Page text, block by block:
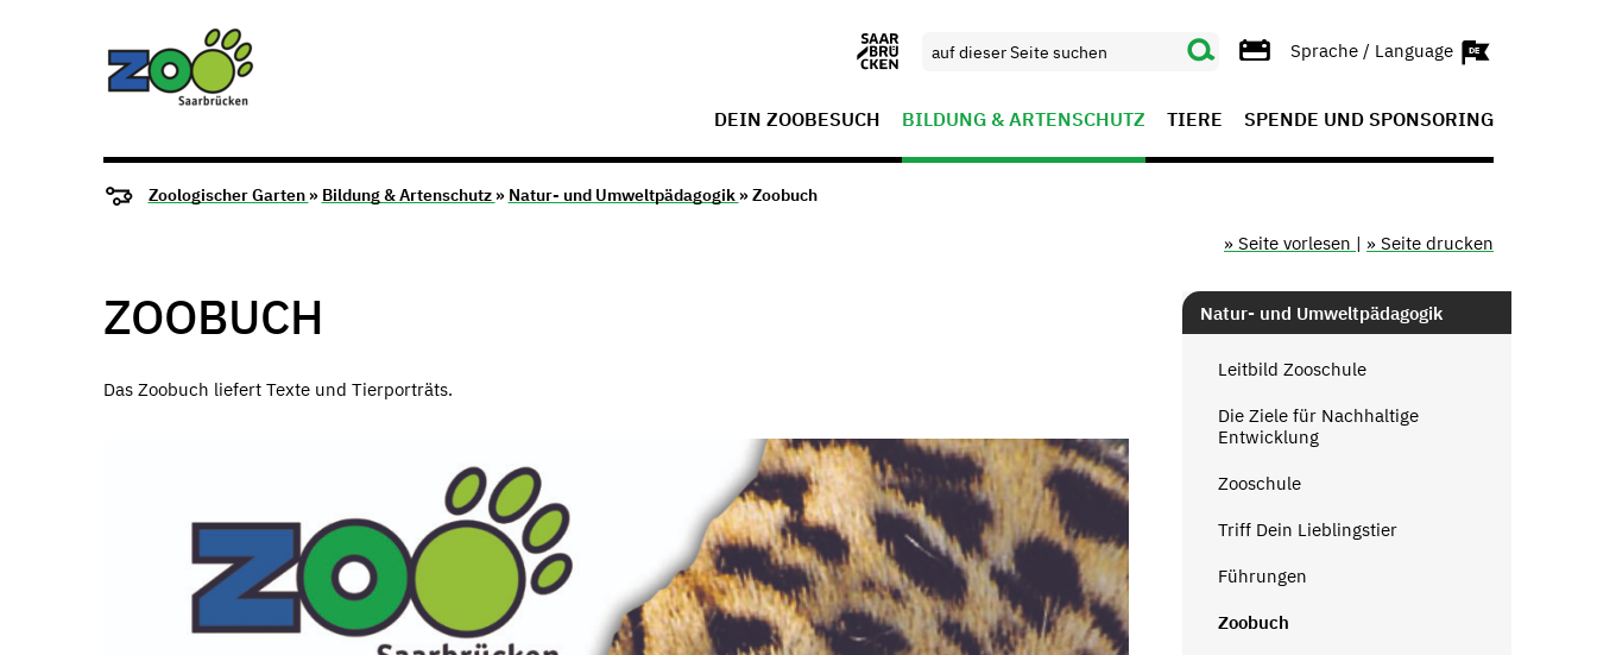
Sprache / Language
DEIN ZOOBESUCH BILDUNG & ARTENSCHUTZ TIERE SPENDE UND SPONSORING
Zoologischer Garten » Bildung & Artenschutz » Natur- und Umweltpädagogik » Zoobuch
» Seite vorlesen | » Seite drucken
ZOOBUCH
Das Zoobuch liefert Texte und Tierporträts.
Natur- und Umweltpädagogik
Leitbild Zooschule
Die Ziele für Nachhaltige
Entwicklung
Zooschule
Triff Dein Lieblingstier
Führungen
Zoobuch